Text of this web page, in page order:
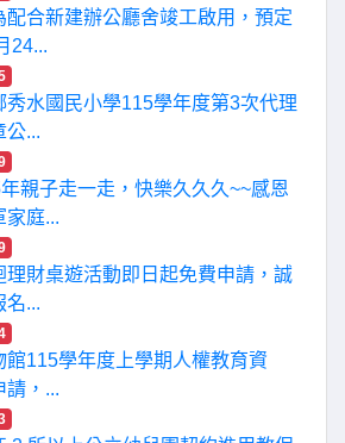
配合新建辦公廳舍竣工啟用，預定
24...
秀水國民小學115學年度第3次代理
公...
年親子走一走，快樂久久久~~感恩
庭...
理財桌遊活動即日起免費申請，誠
名...
館115學年度上學期人權教育資
請，...